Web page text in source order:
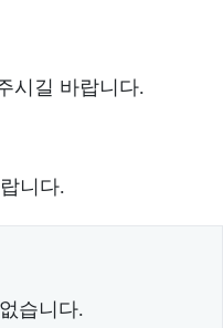
시길 바랍니다.
니다.
습니다.